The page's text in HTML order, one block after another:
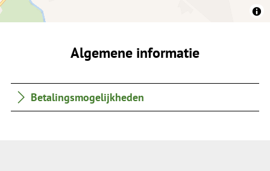
Algemene informatie
Betalingsmogelijkheden